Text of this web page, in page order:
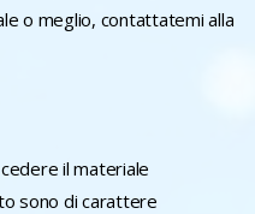
o meglio, contattatemi alla
il materiale
sono di carattere